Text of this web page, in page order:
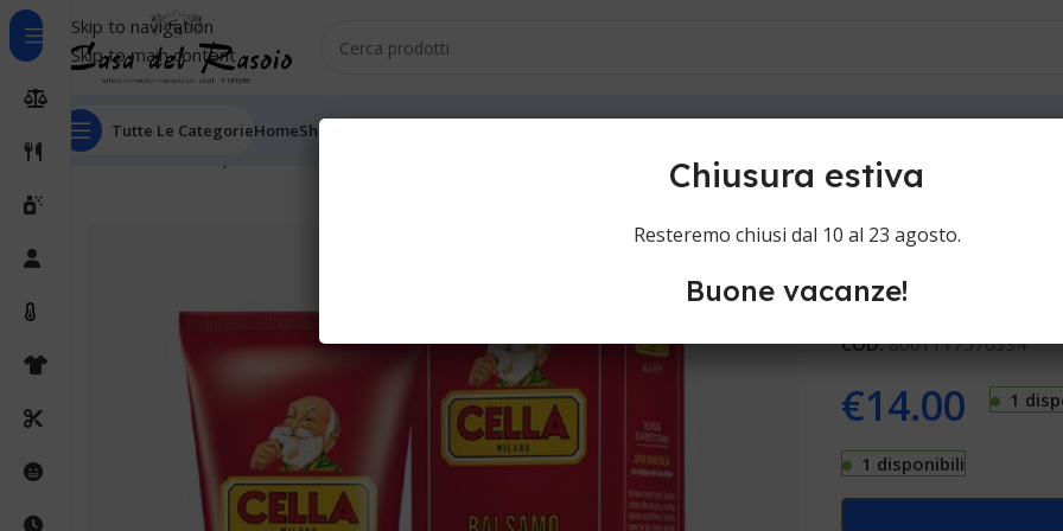
Skip to navigation
Skip to main content
Tutte Le CategorieHomeShop
Home Cella Balsamo dopobarba al burro di Karitè
Cella
Aftershave Cella Balsamo
COD:8001117570334
€14.00 1
1 disponibili
Chiusura estiva
Resteremo chiusi dal 10 al 23 agosto.
Buone vacanze!